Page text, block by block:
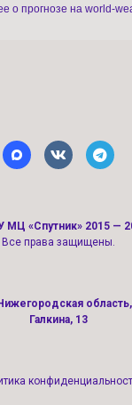
о прогнозе на world-
МЦ «Спутник» 2015 —
Все права защищены.
Галкина, 13